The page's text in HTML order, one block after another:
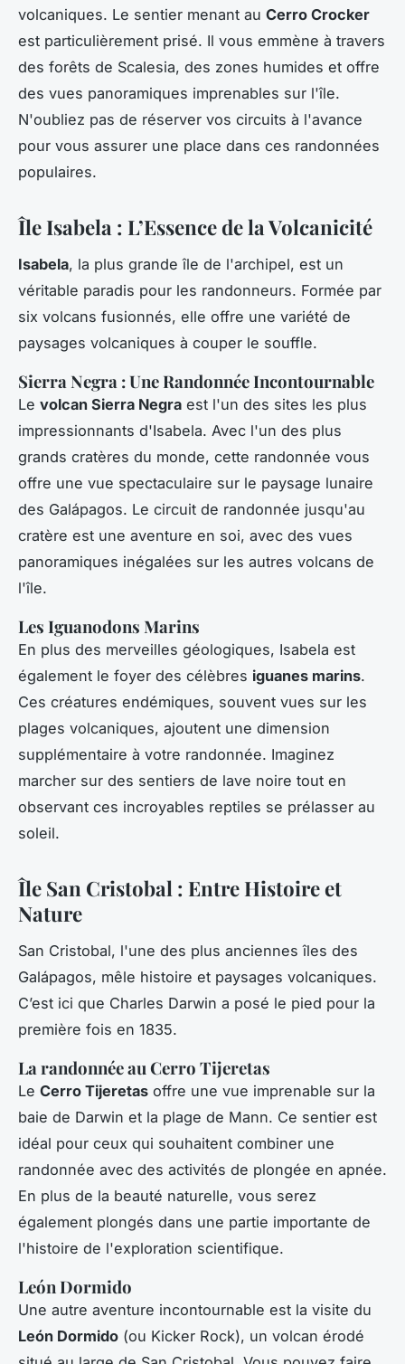
volcaniques. Le sentier menant au Cerro Crocker
est particulièrement prisé. Il vous emmène à travers
des forêts de Scalesia, des zones humides et offre
des vues panoramiques imprenables sur l'île.
N'oubliez pas de réserver vos circuits à l'avance
pour vous assurer une place dans ces randonnées
populaires.
Île Isabela : L’Essence de la Volcanicité
Isabela, la plus grande île de l'archipel, est un
véritable paradis pour les randonneurs. Formée par
six volcans fusionnés, elle offre une variété de
paysages volcaniques à couper le souffle.
Sierra Negra : Une Randonnée Incontournable
Le volcan Sierra Negra est l'un des sites les plus
impressionnants d'Isabela. Avec l'un des plus
grands cratères du monde, cette randonnée vous
offre une vue spectaculaire sur le paysage lunaire
des Galápagos. Le circuit de randonnée jusqu'au
cratère est une aventure en soi, avec des vues
panoramiques inégalées sur les autres volcans de
l'île.
Les Iguanodons Marins
En plus des merveilles géologiques, Isabela est
également le foyer des célèbres iguanes marins.
Ces créatures endémiques, souvent vues sur les
plages volcaniques, ajoutent une dimension
supplémentaire à votre randonnée. Imaginez
marcher sur des sentiers de lave noire tout en
observant ces incroyables reptiles se prélasser au
soleil.
Île San Cristobal : Entre Histoire et
Nature
San Cristobal, l'une des plus anciennes îles des
Galápagos, mêle histoire et paysages volcaniques.
C’est ici que Charles Darwin a posé le pied pour la
première fois en 1835.
La randonnée au Cerro Tijeretas
Le Cerro Tijeretas offre une vue imprenable sur la
baie de Darwin et la plage de Mann. Ce sentier est
idéal pour ceux qui souhaitent combiner une
randonnée avec des activités de plongée en apnée.
En plus de la beauté naturelle, vous serez
également plongés dans une partie importante de
l'histoire de l'exploration scientifique.
León Dormido
Une autre aventure incontournable est la visite du
León Dormido (ou Kicker Rock), un volcan érodé